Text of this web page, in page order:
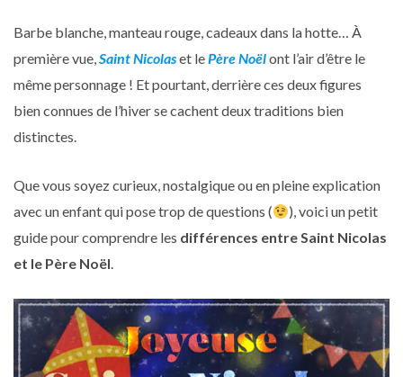
Barbe blanche, manteau rouge, cadeaux dans la hotte… À
première vue,Saint Nicolaset lePère Noëlont l’air d’être le
même personnage ! Et pourtant, derrière ces deux figures
bien connues de l’hiver se cachent deux traditions bien
distinctes.
Que vous soyez curieux, nostalgique ou en pleine explication
avec un enfant qui pose trop de questions (
), voici un petit
guide pour comprendre les différences entre Saint Nicolas
et le Père Noël.